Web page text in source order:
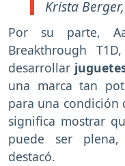
Krista
Por su parte,
Breakthrough
desarrollar
una marca tan
para una condición
significa mostrar
puede ser plena,
destacó.